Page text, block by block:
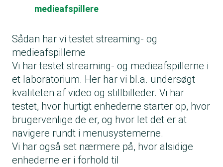
medieafspillere
Sådan har vi testet streaming- og
medieafspillerne
Vi har testet streaming- og medieafspillerne i
et laboratorium. Her har vi bl.a. undersøgt
kvaliteten af video og stillbilleder. Vi har
testet, hvor hurtigt enhederne starter op, hvor
brugervenlige de er, og hvor let det er at
navigere rundt i menusystemerne.
Vi har også set nærmere på, hvor alsidige
enhederne er i forhold til